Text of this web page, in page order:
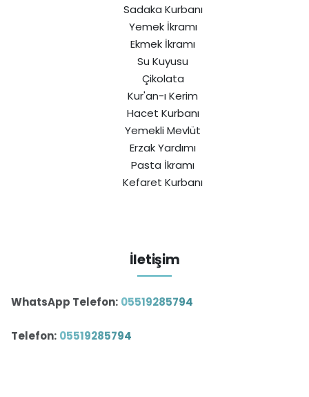
Sadaka Kurbanı
Yemek İkramı
Ekmek İkramı
Su Kuyusu
Çikolata
Kur'an-ı Kerim
Hacet Kurbanı
Yemekli Mevlüt
Erzak Yardımı
Pasta İkramı
Kefaret Kurbanı
İletişim
WhatsApp Telefon: 05519285794
Telefon: 05519285794